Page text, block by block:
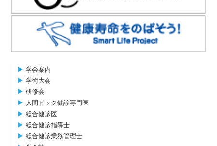
▶︎ 学会案内
▶︎ 学術大会
▶︎ 研修会
▶︎ 人間ドック健診専門医
▶︎ 総合健診医
▶︎ 総合健診指導士
▶︎ 総合健診業務管理士